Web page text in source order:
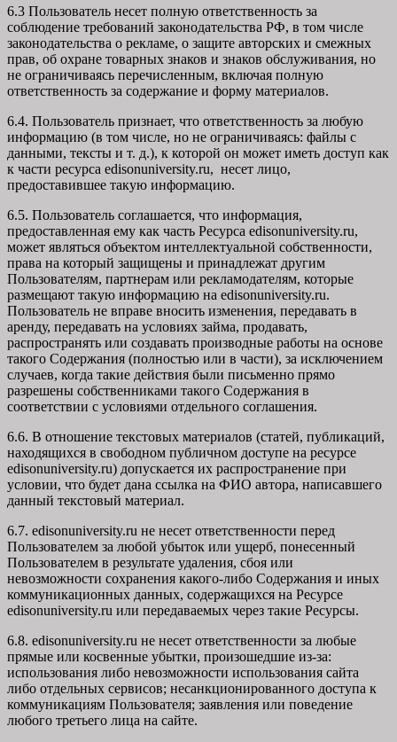
6.3 Пользователь несет полную ответственность за
соблюдение требований законодательства РФ, в том числе
законодательства о рекламе, о защите авторских и смежных
прав, об охране товарных знаков и знаков обслуживания, но
не ограничиваясь перечисленным, включая полную
ответственность за содержание и форму материалов.
6.4. Пользователь признает, что ответственность за любую
информацию (в том числе, но не ограничиваясь: файлы с
данными, тексты и т. д.), к которой он может иметь доступ как
к части ресурса edisonuniversity.ru, несет лицо,
предоставившее такую информацию.
6.5. Пользователь соглашается, что информация,
предоставленная ему как часть Ресурса edisonuniversity.ru,
может являться объектом интеллектуальной собственности,
права на который защищены и принадлежат другим
Пользователям, партнерам или рекламодателям, которые
размещают такую информацию на edisonuniversity.ru.
Пользователь не вправе вносить изменения, передавать в
аренду, передавать на условиях займа, продавать,
распространять или создавать производные работы на основе
такого Содержания (полностью или в части), за исключением
случаев, когда такие действия были письменно прямо
разрешены собственниками такого Содержания в
соответствии с условиями отдельного соглашения.
6.6. В отношение текстовых материалов (статей, публикаций,
находящихся в свободном публичном доступе на ресурсе
edisonuniversity.ru) допускается их распространение при
условии, что будет дана ссылка на ФИО автора, написавшего
данный текстовый материал.
6.7. edisonuniversity.ru не несет ответственности перед
Пользователем за любой убыток или ущерб, понесенный
Пользователем в результате удаления, сбоя или
невозможности сохранения какого-либо Содержания и иных
коммуникационных данных, содержащихся на Ресурсе
edisonuniversity.ru или передаваемых через такие Ресурсы.
6.8. edisonuniversity.ru не несет ответственности за любые
прямые или косвенные убытки, произошедшие из-за:
использования либо невозможности использования сайта
либо отдельных сервисов; несанкционированного доступа к
коммуникациям Пользователя; заявления или поведение
любого третьего лица на сайте.